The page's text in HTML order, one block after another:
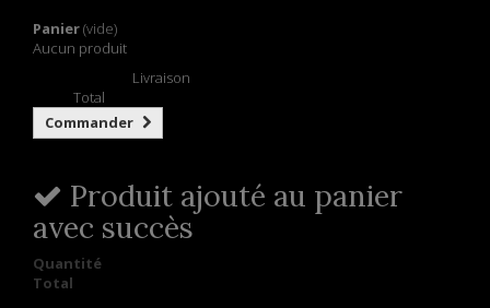
Panier(vide)
Aucun produit
Livraison
Total
Commander
Produit ajouté au panier
avec succès
Quantité
Total